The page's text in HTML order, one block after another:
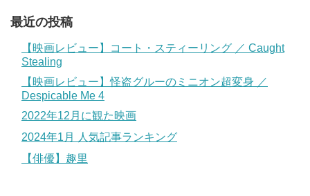
最近の投稿
【映画レビュー】コート・スティーリング ／ Caught
Stealing
【映画レビュー】怪盗グルーのミニオン超変身 ／
Despicable Me 4
2022年12月に観た映画
2024年1月 人気記事ランキング
【俳優】趣里